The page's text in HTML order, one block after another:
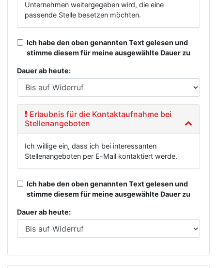
Unternehmen weitergegeben wird, die eine
passende Stelle besetzen möchten.
Ich habe den oben genannten Text gelesen und
stimme diesem für meine ausgewählte Dauer zu
Dauer ab heute:
Erlaubnis für die Kontaktaufnahme bei
Stellenangeboten
Ich willige ein, dass ich bei interessanten
Stellenangeboten per E-Mail kontaktiert werde.
Ich habe den oben genannten Text gelesen und
stimme diesem für meine ausgewählte Dauer zu
Dauer ab heute: